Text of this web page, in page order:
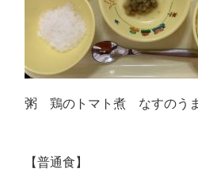
粥 鶏のトマト煮 なすのう
【普通食】